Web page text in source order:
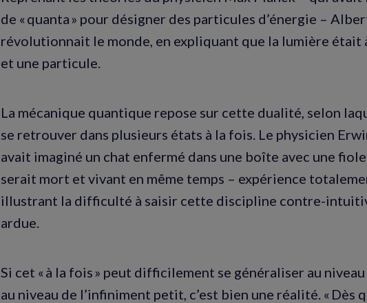
de « quanta » pour désigner des particules d’énergie –
révolutionnait le monde, en expliquant que la lumière était
et une particule.
La mécanique quantique repose sur cette dualité, selon
se retrouver dans plusieurs états à la fois. Le physicien
avait imaginé un chat enfermé dans une boîte avec une
serait mort et vivant en même temps – expérience
illustrant la difficulté à saisir cette discipline contre-
ardue.
Si cet « à la fois » peut difficilement se généraliser au
au niveau de l’infiniment petit, c’est bien une réalité. « Dès